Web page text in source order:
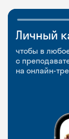
Личный
чтобы в
с
на онлайн-
чтобы
и когда
и Talks
Групповые
и